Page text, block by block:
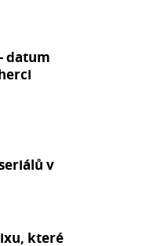
datum
v
které